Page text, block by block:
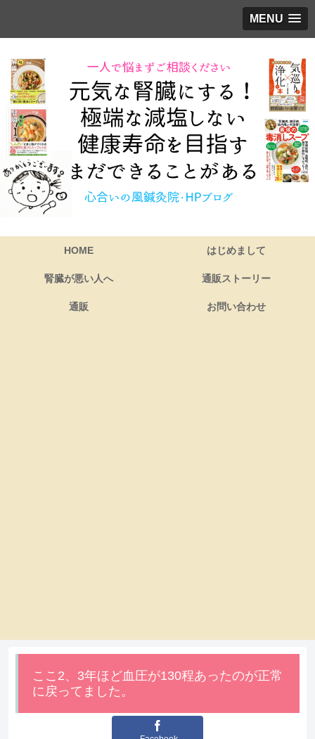
MENU
HOME はじめまして
腎臓が悪い人へ 通販ストーリー
通販 お問い合わせ
ここ2、3年ほど血圧が130程あったのが正常
に戻ってました。